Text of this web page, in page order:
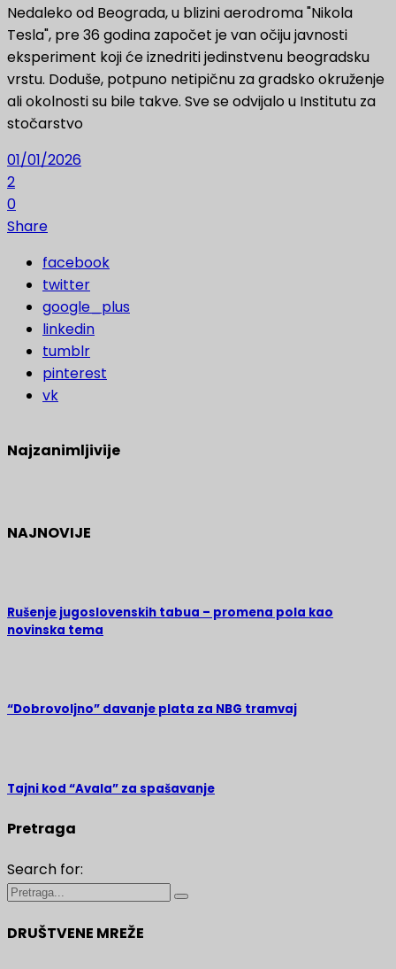
Nedaleko od Beograda, u blizini aerodroma "Nikola
Tesla", pre 36 godina započet je van očiju javnosti
eksperiment koji će iznedriti jedinstvenu beogradsku
vrstu. Doduše, potpuno netipičnu za gradsko okruženje
ali okolnosti su bile takve. Sve se odvijalo u Institutu za
stočarstvo
01/01/2026
2
0
Share
facebook
twitter
google_plus
linkedin
tumblr
pinterest
vk
Najzanimljivije
NAJNOVIJE
Rušenje jugoslovenskih tabua – promena pola kao
novinska tema
“Dobrovoljno” davanje plata za NBG tramvaj
Tajni kod “Avala” za spašavanje
Pretraga
Search for:
DRUŠTVENE MREŽE